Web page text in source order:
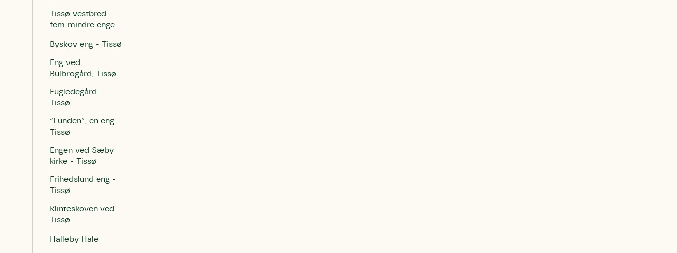
Tissø vestbred -
fem mindre enge
Byskov eng - Tissø
Eng ved
Bulbrogård, Tissø
Fugledegård -
Tissø
”Lunden”, en eng -
Tissø
Engen ved Sæby
kirke - Tissø
Frihedslund eng -
Tissø
Klinteskoven ved
Tissø
Halleby Hale